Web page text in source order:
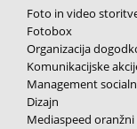
Foto in video
Fotobox
Organizacija
Komunikacijske
Management
Dizajn
Mediaspeed